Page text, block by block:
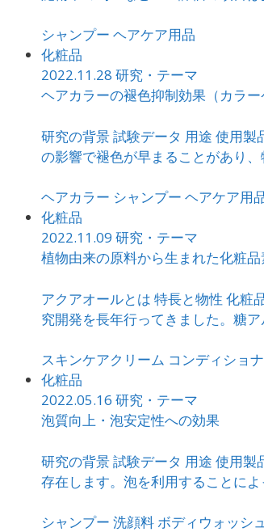
シャンプー ヘアケア用品
化粧品
2022.11.28 研究・テーマ
ヘアカラーの褪色抑制効果（カラー
研究の背景 試験データ 用途 使用
の影響で褪色が早まることがあり
ヘアカラー シャンプー ヘアケア用
化粧品
2022.11.09 研究・テーマ
植物由来の原料から生まれた化粧
アクアオールとは 特長と物性 化粧
究開発を長年行ってきました。糖
スキンケアクリーム コンディショ
化粧品
2022.05.16 研究・テーマ
泡質向上・泡安定性への効果
研究の背景 試験データ 用途 使用
存在します。泡を利用することに
シャンプー 洗顔料ボディウォッシ